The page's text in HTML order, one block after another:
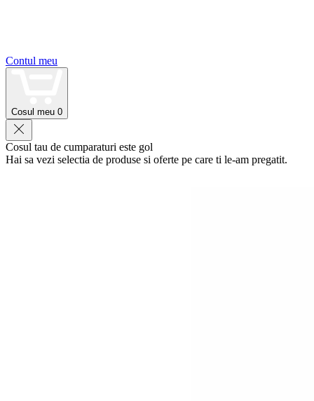
Contul meu
Cosul meu 0
Cosul tau de cumparaturi este gol
Hai sa vezi selectia de produse si oferte pe care ti le-am pregatit.